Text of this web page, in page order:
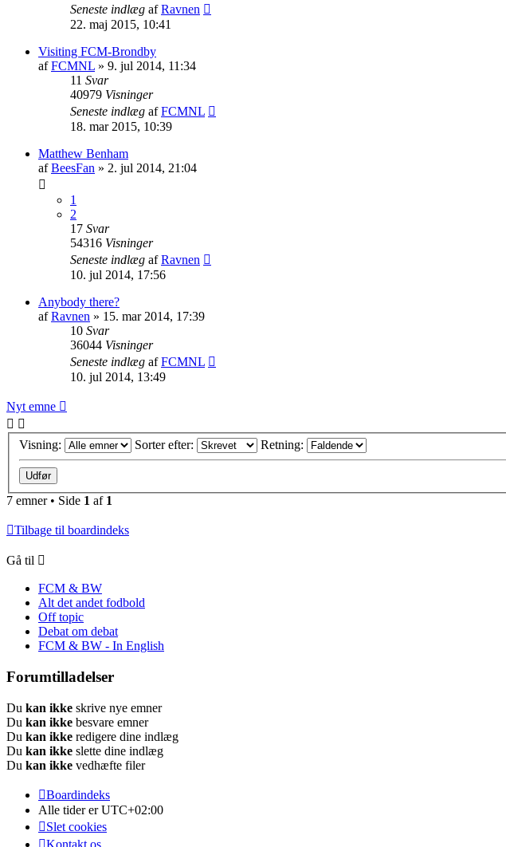
Seneste indlæg afRavnen
22. maj 2015, 10:41
Visiting FCM-Brondby
afFCMNL » 9. jul 2014, 11:34
11 Svar
40979 Visninger
Seneste indlæg afFCMNL
18. mar 2015, 10:39
Matthew Benham
afBeesFan » 2. jul 2014, 21:04
1
2
17 Svar
54316 Visninger
Seneste indlæg afRavnen
10. jul 2014, 17:56
Anybody there?
afRavnen » 15. mar 2014, 17:39
10 Svar
36044 Visninger
Seneste indlæg afFCMNL
10. jul 2014, 13:49
Nyt emne
Visning: Sorter efter: Retning:
7 emner • Side 1 af 1
Tilbage til boardindeks
Gå til
FCM & BW
Alt det andet fodbold
Off topic
Debat om debat
FCM & BW - In English
Forumtilladelser
Du kan ikke skrive nye emner
Du kan ikke besvare emner
Du kan ikke redigere dine indlæg
Du kan ikke slette dine indlæg
Du kan ikke vedhæfte filer
Boardindeks
Alle tider erUTC+02:00
Slet cookies
Kontakt os